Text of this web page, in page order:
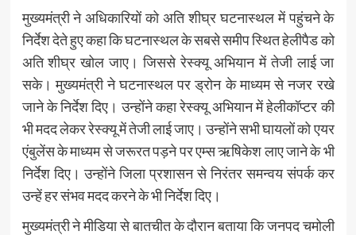
मुख्यमंत्री ने अधिकारियों को अति शीघ्र घटनास्थल में पहुंचने के
निर्देश देते हुए कहा कि घटनास्थल के सबसे समीप स्थित हेलीपैड को
अति शीघ्र खोल जाए। जिससे रेस्क्यू अभियान में तेजी लाई जा
सके। मुख्यमंत्री ने घटनास्थल पर ड्रोन के माध्यम से नजर रखे
जाने के निर्देश दिए। उन्होंने कहा रेस्क्यू अभियान में हेलीकॉप्टर की
भी मदद लेकर रेस्क्यू में तेजी लाई जाए। उन्होंने सभी घायलों को एयर
एंबुलेंस के माध्यम से जरूरत पड़ने पर एम्स ऋषिकेश लाए जाने के भी
निर्देश दिए। उन्होंने जिला प्रशासन से निरंतर समन्वय संपर्क कर
उन्हें हर संभव मदद करने के भी निर्देश दिए।
मुख्यमंत्री ने मीडिया से बातचीत के दौरान बताया कि जनपद चमोली